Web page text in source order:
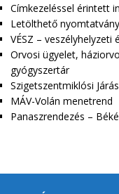
Címkezeléssel érintett
Letölthető
VÉSZ –
Orvosi ügyelet,
gyógyszertár
Szigetszentmiklósi
MÁV-Volán menetrend
Panaszrendezés –